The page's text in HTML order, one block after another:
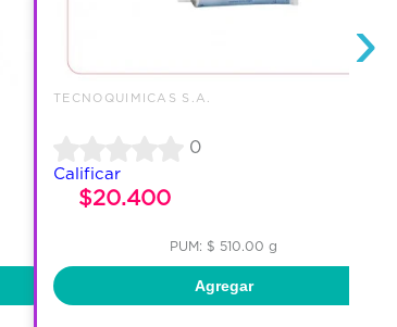
TECNOQUIMICAS S.A.
0
Calificar
$20.400
PUM: $ 510.00 g
Agregar
›